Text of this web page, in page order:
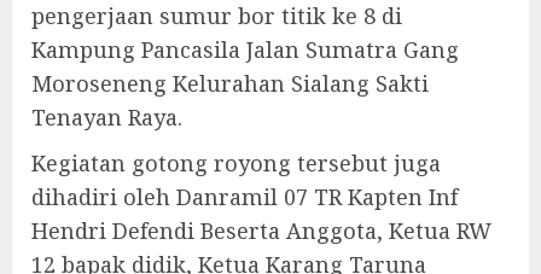
pengerjaan sumur bor titik ke 8 di
Kampung Pancasila Jalan Sumatra Gang
Moroseneng Kelurahan Sialang Sakti
Tenayan Raya.
Kegiatan gotong royong tersebut juga
dihadiri oleh Danramil 07 TR Kapten Inf
Hendri Defendi Beserta Anggota, Ketua RW
12 bapak didik, Ketua Karang Taruna